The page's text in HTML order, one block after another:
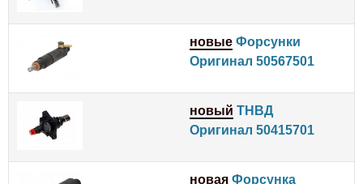
новые Форсунки
Оригинал 50567501
новый ТНВД
Оригинал 50415701
новая Форсунка